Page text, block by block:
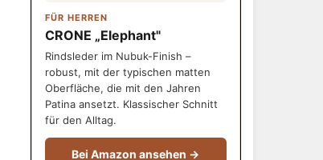
FÜR HERREN
CRONE „Elephant"
Rindsleder im Nubuk-Finish –
robust, mit der typischen matten
Oberfläche, die mit den Jahren
Patina ansetzt. Klassischer Schnitt
für den Alltag.
Bei Amazon ansehen →